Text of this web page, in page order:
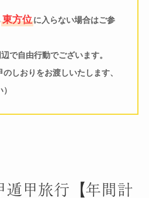
東方位に入らない場合はご参
で自由行動でございます。
のしおりをお渡しいたします、
遁甲旅行【年間計